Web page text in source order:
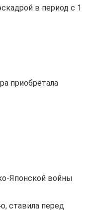
в период с 1
приобретала
Японской войны
ставила перед